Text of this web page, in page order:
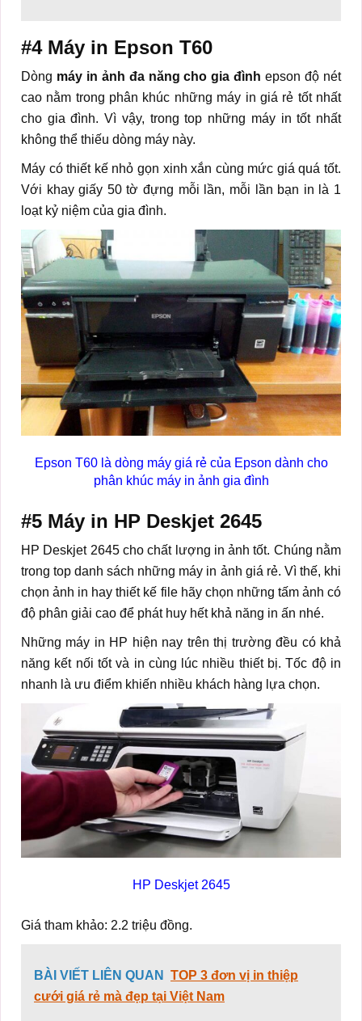
#4 Máy in Epson T60
Dòng máy in ảnh đa năng cho gia đình epson độ nét
cao nằm trong phân khúc những máy in giá rẻ tốt nhất
cho gia đình. Vì vậy, trong top những máy in tốt nhất
không thể thiếu dòng máy này.
Máy có thiết kế nhỏ gọn xinh xắn cùng mức giá quá tốt.
Với khay giấy 50 tờ đựng mỗi lần, mỗi lần bạn in là 1
loạt kỷ niệm của gia đình.
Epson T60 là dòng máy giá rẻ của Epson dành cho
phân khúc máy in ảnh gia đình
#5 Máy in HP Deskjet 2645
HP Deskjet 2645 cho chất lượng in ảnh tốt. Chúng nằm
trong top danh sách những máy in ảnh giá rẻ. Vì thế, khi
chọn ảnh in hay thiết kế file hãy chọn những tấm ảnh có
độ phân giải cao để phát huy hết khả năng in ấn nhé.
Những máy in HP hiện nay trên thị trường đều có khả
năng kết nối tốt và in cùng lúc nhiều thiết bị. Tốc độ in
nhanh là ưu điểm khiến nhiều khách hàng lựa chọn.
HP Deskjet 2645
Giá tham khảo: 2.2 triệu đồng.
BÀI VIẾT LIÊN QUAN
TOP 3 đơn vị in thiệp
cưới giá rẻ mà đẹp tại Việt Nam